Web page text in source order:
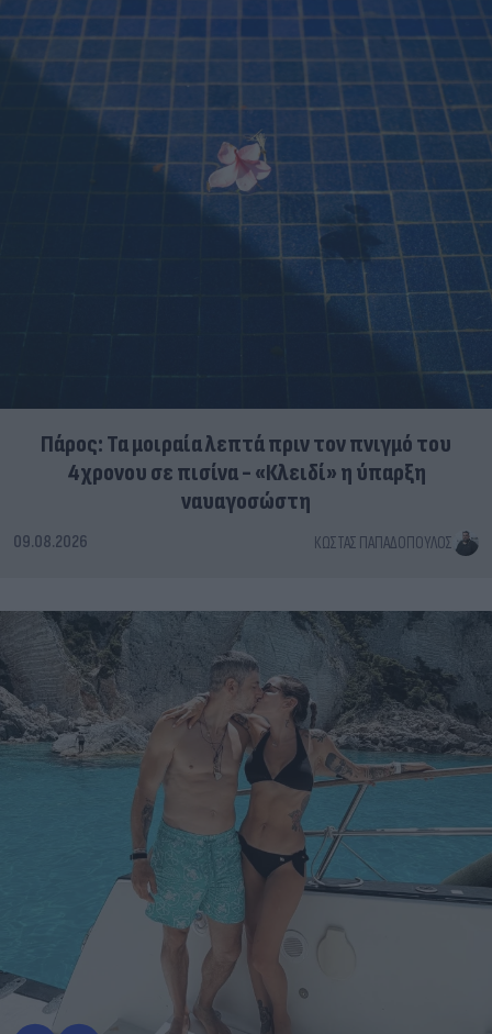
Πάρος: Τα μοιραία λεπτά πριν τον πνιγμό του
4χρονου σε πισίνα - «Κλειδί» η ύπαρξη
ναυαγοσώστη
09.08.2026 ΚΏΣΤΑΣ ΠΑΠΑΔΌΠΟΥΛΟΣ